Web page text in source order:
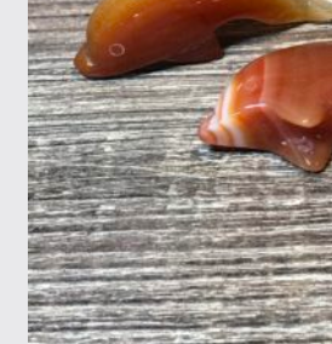
Tietosuojaseloste
Tuotteet
Yritysinfo